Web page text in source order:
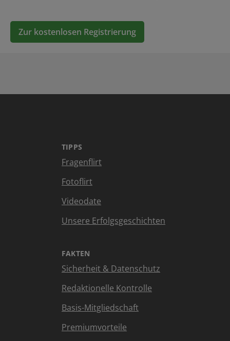
Zur kostenlosen Registrierung
TIPPS
Fragenflirt
Fotoflirt
Videodate
Unsere Erfolgsgeschichten
FAKTEN
Sicherheit & Datenschutz
Redaktionelle Kontrolle
Basis-Mitgliedschaft
Premiumvorteile